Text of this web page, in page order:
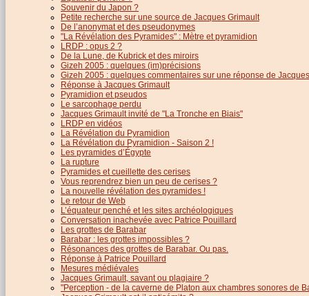
Souvenir du Japon ?
Petite recherche sur une source de Jacques Grimault
De l’anonymat et des pseudonymes
"La Révélation des Pyramides" : Mètre et pyramidion
LRDP : opus 2 ?
De la Lune, de Kubrick et des miroirs
Gizeh 2005 : quelques (im)précisions
Gizeh 2005 : quelques commentaires sur une réponse de
Réponse à Jacques Grimault
Pyramidion et pseudos
Le sarcophage perdu
Jacques Grimault invité de "La Tronche en Biais"
LRDP en vidéos
La Révélation du Pyramidion
La Révélation du Pyramidion - Saison 2 !
Les pyramides d’Égypte
La rupture
Pyramides et cueillette des cerises
Vous reprendrez bien un peu de cerises ?
La nouvelle révélation des pyramides !
Le retour de Web
L’équateur penché et les sites archéologiques
Conversation inachevée avec Patrice Pouillard
Les grottes de Barabar
Barabar : les grottes impossibles ?
Résonances des grottes de Barabar. Ou pas.
Réponse à Patrice Pouillard
Mesures médiévales
Jacques Grimault, savant ou plagiaire ?
"Perception - de la caverne de Platon aux chambres sonores de